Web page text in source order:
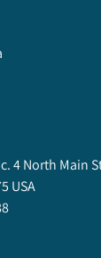
4 North Main
USA